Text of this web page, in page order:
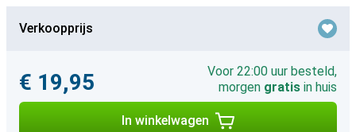
Verkoopprijs
€ 19,95
Voor 22:00 uur besteld,
morgen gratis in huis
In winkelwagen